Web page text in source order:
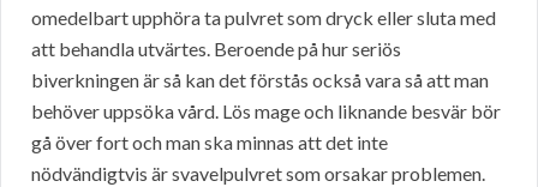
omedelbart upphöra ta pulvret som dryck eller sluta med
att behandla utvärtes. Beroende på hur seriös
biverkningen är så kan det förstås också vara så att man
behöver uppsöka vård. Lös mage och liknande besvär bör
gå över fort och man ska minnas att det inte
nödvändigtvis är svavelpulvret som orsakar problemen.